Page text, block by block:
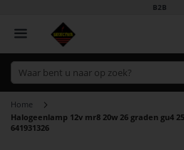
B2B
Home
Halogeenlamp 12v mr8 20w 26 graden gu4
641931326